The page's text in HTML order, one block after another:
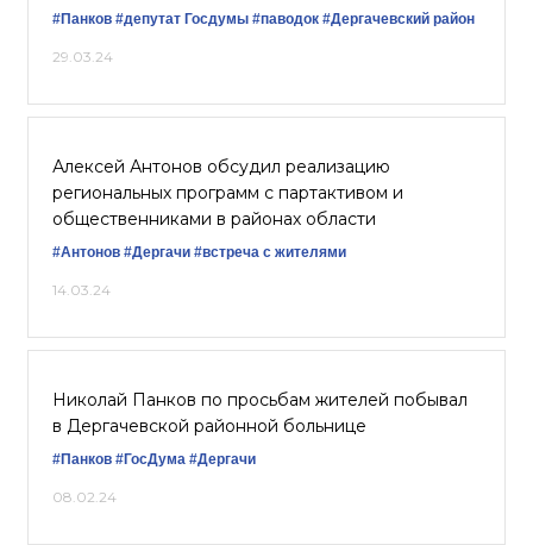
#Панков #депутат Госдумы #паводок #Дергачевский район
29.03.24
Алексей Антонов обсудил реализацию
региональных программ с партактивом и
общественниками в районах области
#Антонов #Дергачи #встреча с жителями
14.03.24
Николай Панков по просьбам жителей побывал
в Дергачевской районной больнице
#Панков #ГосДума #Дергачи
08.02.24